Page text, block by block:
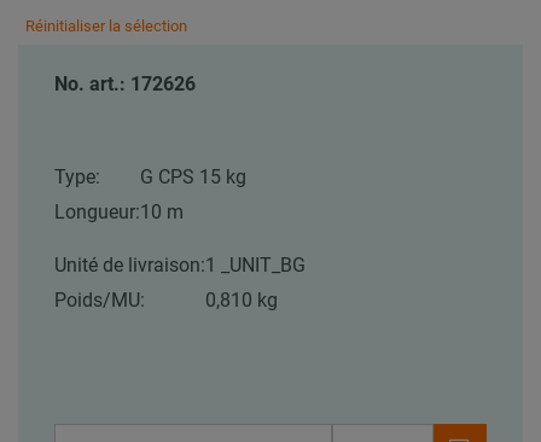
Réinitialiser la sélection
No. art.: 172626
Type:
G CPS 15 kg
Longueur:10 m
Unité de livraison:1 _UNIT_BG
Poids/MU:
0,810 kg